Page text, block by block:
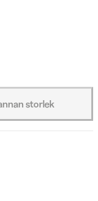
storlek